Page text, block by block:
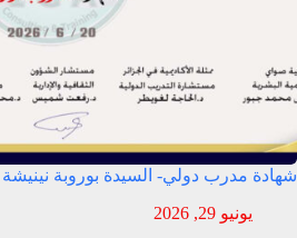
شهادة مدرب دولي- السيدة بوروبة نينيشة
يونيو 29, 2026